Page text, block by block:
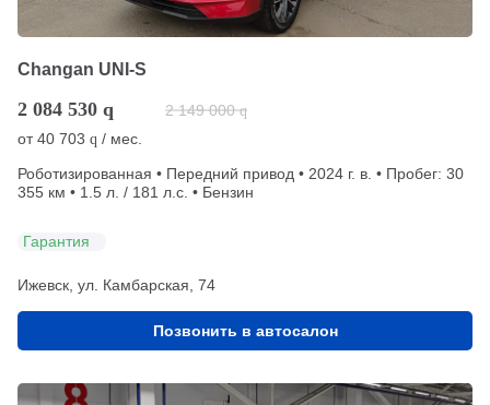
Changan UNI-S
2 084 530 q 2 149 000 q
от40 703 q / мес.
Роботизированная • Передний привод • 2024 г. в. • Пробег: 30
355 км • 1.5 л. / 181 л.с. • Бензин
Гарантия
Ижевск, ул. Камбарская, 74
Позвонить в автосалон